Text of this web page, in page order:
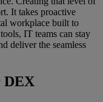
It takes proactive
workplace built to
IT teams can stay
deliver the seamless
DEX